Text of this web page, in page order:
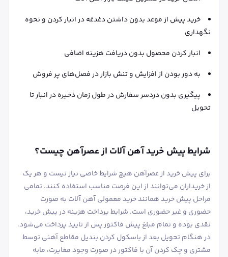
خرید پیش از موعد بدون داشتن دغدغه در انبار کردن و نحوه
نگهداری
انبار کردن محصول بدون دریافت هزینه اضافی
به دور بودن از افزایش و تنش بازار در فصل‌های پر فروش
پیگیری بدون دردسر سفارش در طول زمان ذخیره در انبار تا
تحویل
شرایط پیش خرید آهن آلات از عصرآهن چیست؟
برای پیش خرید از عصرآهن هیچ شرایط خاصی نیاز نیست و هر یک
از خریداران می‌توانند از این فرصت مناسب استفاده کنند. تمامی
مراحل پیش خرید همانند خرید معمولی آهن آلات به صورت
حضوری و غیر حضوری است. شرایط پرداخت هزینه در پیش خرید،
نقدی بوده و تمام مبلغ پیش فاکتور پس از تایید پرداخت می‌شود.
در هنگام تحویل بعد از باسکول کردن بندیل مقاطع آهنی توسط
مشتری و چک کردن آن با فاکتور در صورت وجود مغایرت، مابه